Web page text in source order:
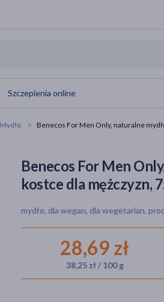
Szczepienia online
Mydło Benecos For Men Only, naturalne
Benecos For Men
kostce dla mężczyzn,
mydło, dla wegan, dla wegetarian,
28,69 zł
38,25 zł / 100 g